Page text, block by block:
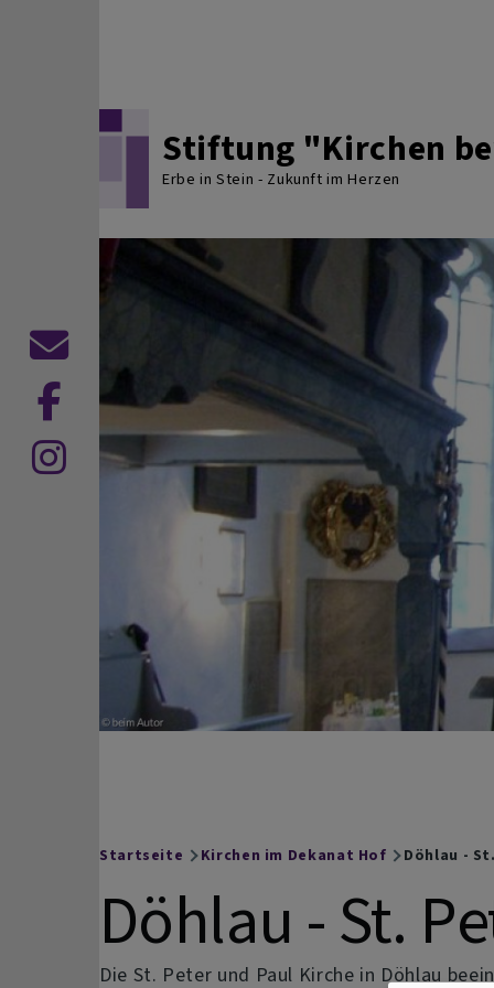
Stiftung "Kirchen
Erbe in Stein - Zukunft im Herzen
Breadcrumb
Startseite Kirchen im Dekanat Hof Döhlau -
Döhlau - St.
Die St. Peter und Paul Kirche in Döhlau
Kontaktformular
Dekanat
Hof
auf
Dekanat